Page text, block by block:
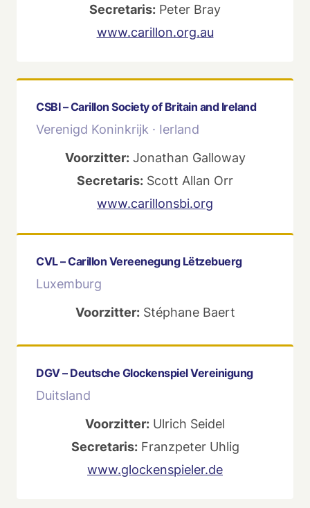
Secretaris: Peter Bray
www.carillon.org.au
CSBI – Carillon Society of Britain and Ireland
Verenigd Koninkrijk · Ierland
Voorzitter:Jonathan Galloway
Secretaris: Scott Allan Orr
www.carillonsbi.org
CVL – Carillon Vereenegung Lëtzebuerg
Luxemburg
Voorzitter:Stéphane Baert
DGV – Deutsche Glockenspiel Vereinigung
Duitsland
Voorzitter: Ulrich Seidel
Secretaris:Franzpeter Uhlig
www.glockenspieler.de